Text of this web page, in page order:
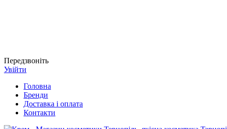
Передзвоніть
Увійти
Головна
Бренди
Доставка і оплата
Контакти